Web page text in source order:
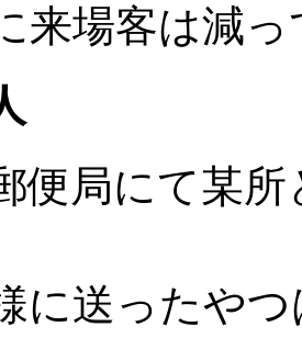
来場客は減
便局にて某
に送ったや